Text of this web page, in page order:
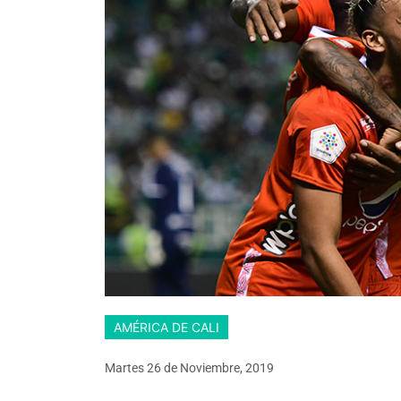
AMÉRICA DE CALI
Martes 26de Noviembre, 2019